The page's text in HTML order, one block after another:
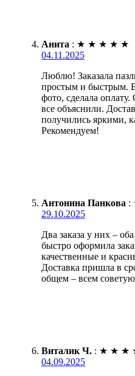
Анита : ★ ★ ★ ★ ★
04.11.2025
Люблю! Заказала
простым и быстрым.
фото, сделала
все объяснили.
получились яркими,
Рекомендуем!
Антонина Панкова :
29.10.2025
Два заказа у них –
быстро оформила
качественные и
Доставка пришла в
общем – всем
Виталик Ч. : ★ ★ ★
04.09.2025